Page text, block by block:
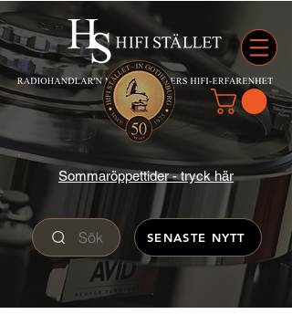
Sommaröppettider - tryck här
Sök SENASTE NYTT